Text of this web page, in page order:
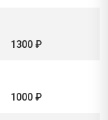
1300 ₽
1000 ₽